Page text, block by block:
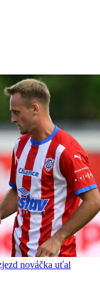
nováčka uťal